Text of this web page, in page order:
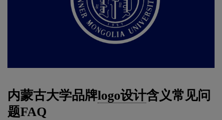
内蒙古大学品牌logo设计含义常见问
题FAQ